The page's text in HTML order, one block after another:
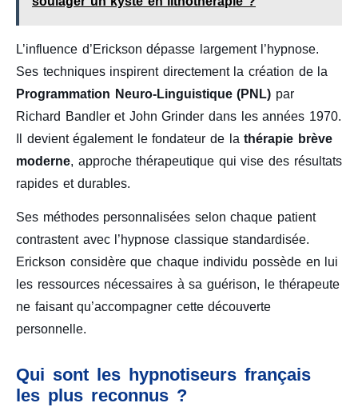
L’influence d’Erickson dépasse largement l’hypnose.
Ses techniques inspirent directement la création de la
Programmation Neuro-Linguistique (PNL) par
Richard Bandler et John Grinder dans les années 1970.
Il devient également le fondateur de lathérapie brève
moderne, approche thérapeutique qui vise des résultats
rapides et durables.
Ses méthodes personnalisées selon chaque patient
contrastent avec l’hypnose classique standardisée.
Erickson considère que chaque individu possède en lui
les ressources nécessaires à sa guérison, le thérapeute
ne faisant qu’accompagner cette découverte
personnelle.
Qui sont les hypnotiseurs français
les plus reconnus ?